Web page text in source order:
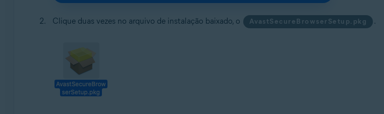
Clique duas vezes no arquivo de instalação baixado, o AvastSecureBrowserSetup.pkg .